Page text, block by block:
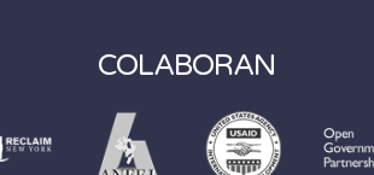
COLABORAN